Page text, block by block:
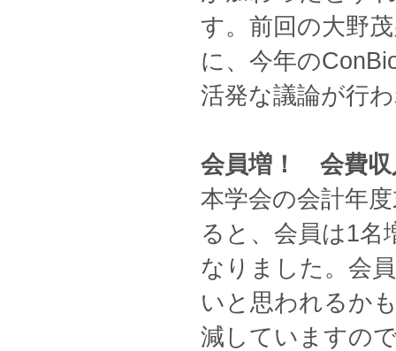
す。前回の大野
に、今年の
活発な議論が行
会員増！ 会費収
本学会の会計年
ると、会員は1名
なりました。会
いと思われるか
減していますの